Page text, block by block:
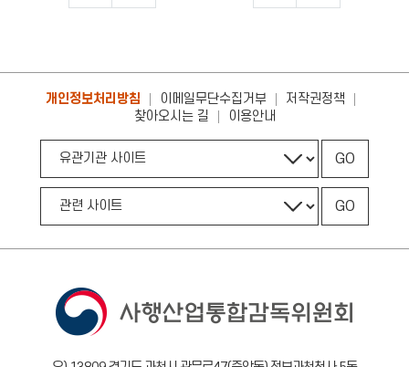
개인정보처리방침 이메일무단수집거부
저작권정책
찾아오시는 길
이용안내
GO
GO